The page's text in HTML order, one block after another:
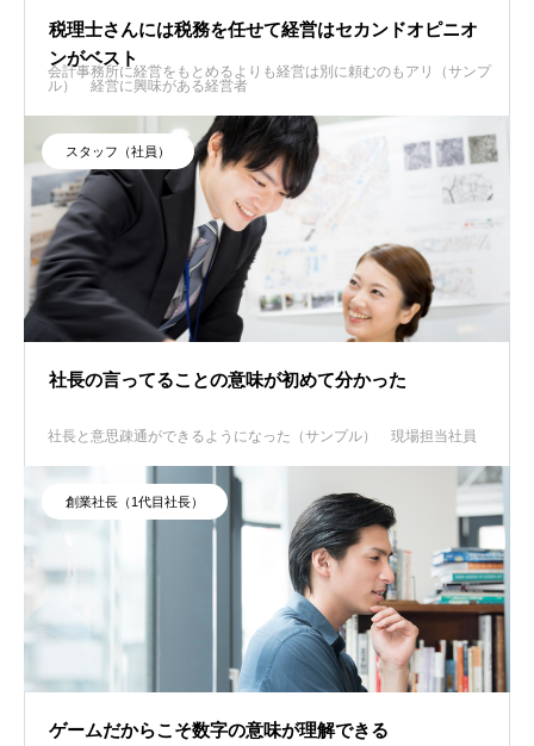
税理士さんには税務を任せて経営はセカンドオピニオ
ンがベスト
会計事務所に経営をもとめるよりも経営は別に頼むのもアリ（サンプ
ル）
経営に興味がある経営者
スタッフ（社員）
社長の言ってることの意味が初めて分かった
社長と意思疎通ができるようになった（サンプル） 現場担当社員
創業社長（1代目社長）
ゲームだからこそ数字の意味が理解できる